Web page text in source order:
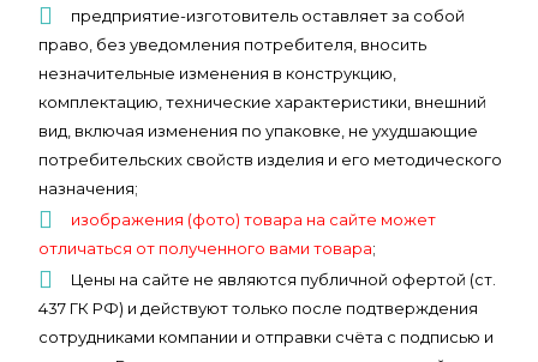
предприятие-изготовитель оставляет за собой
право, без уведомления потребителя, вносить
незначительные изменения в конструкцию,
комплектацию, технические характеристики, внешний
вид, включая изменения по упаковке, не ухудшающие
потребительских свойств изделия и его методического
назначения;
изображения (фото) товара на сайте может
отличаться от полученного вами товара;
Цены на сайте не являются публичной офертой (ст.
437 ГК РФ) и действуют только после подтверждения
сотрудниками компании и отправки счёта с подписью и